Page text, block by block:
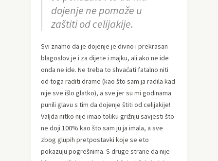
dojenje ne pomaže u
zaštiti od celijakije.
Svi znamo da je dojenje je divno i prekrasan
blagoslov je i za dijete i majku, ali ako ne ide
onda ne ide. Ne treba to shvaćati fatalno niti
od toga raditi drame (kao što sam ja radila kad
nije sve išlo glatko), a sve jer su mi godinama
punili glavu s tim da dojenje štiti od celijakije!
Valjda nitko nije imao toliku grižnju savjesti što
ne doji 100% kao što sam ju ja imala, a sve
zbog glupih pretpostavki koje se eto
pokazuju pogrešnima. S druge strane da nije